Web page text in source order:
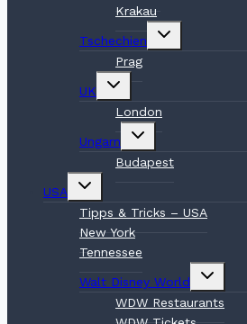
Krakau
Tschechien
Untermenü
Prag
UK
Untermenü
London
Ungarn
Untermenü
Budapest
USA
Untermenü
Tipps & Tricks – USA
New York
Tennessee
Walt Disney World
Untermenü
WDW Restaurants